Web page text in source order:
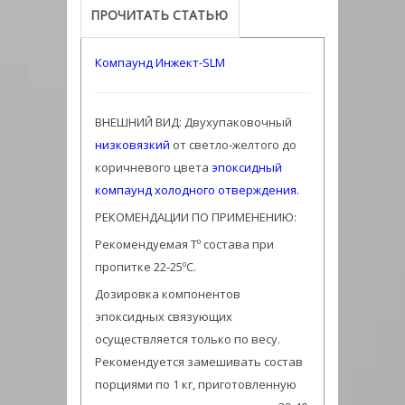
ПРОЧИТАТЬ СТАТЬЮ
Компаунд Инжект-SLM
ВНЕШНИЙ ВИД: Двухупаковочный
низковязкий от светло-желтого до
коричневого цвета эпоксидный
компаундхолодного отверждения.
РЕКОМЕНДАЦИИ ПО ПРИМЕНЕНИЮ:
Рекомендуемая Тº состава при
пропитке 22-25ºС.
Дозировка компонентов
эпоксидных связующих
осуществляется только по весу.
Рекомендуется замешивать состав
порциями по 1 кг, приготовленную